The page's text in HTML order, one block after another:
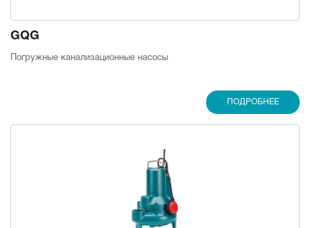
GQG
Погружные канализационные насосы
ПОДРОБНЕЕ